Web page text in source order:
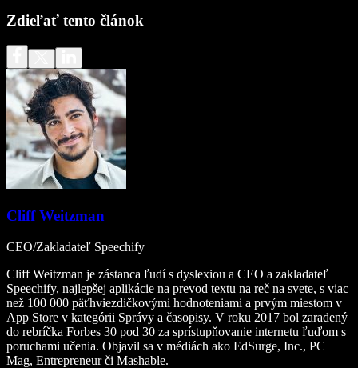
Zdieľať tento článok
Cliff Weitzman
CEO/Zakladateľ Speechify
Cliff Weitzman je zástanca ľudí s dyslexiou a CEO a zakladateľ
Speechify, najlepšej aplikácie na prevod textu na reč na svete, s viac
než 100 000 päťhviezdičkovými hodnoteniami a prvým miestom v
App Store v kategórii Správy a časopisy. V roku 2017 bol zaradený
do rebríčka Forbes 30 pod 30 za sprístupňovanie internetu ľuďom s
poruchami učenia. Objavil sa v médiách ako EdSurge, Inc., PC
Mag, Entrepreneur či Mashable.